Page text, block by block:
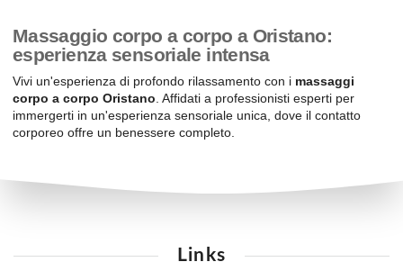
Massaggio corpo a corpo a Oristano:
esperienza sensoriale intensa
Vivi un'esperienza di profondo rilassamento con i massaggi
corpo a corpo Oristano . Affidati a professionisti esperti per
immergerti in un'esperienza sensoriale unica, dove il contatto
corporeo offre un benessere completo.
Links